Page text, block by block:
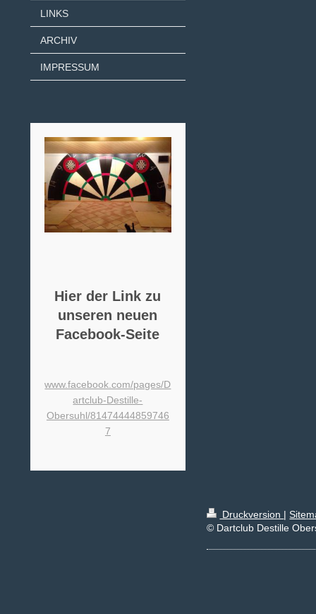
LINKS
ARCHIV
IMPRESSUM
Hier der Link zu
unseren neuen
Facebook-Seite
www.facebook.com/pages/D
artclub-Destille-
Obersuhl/81474444859746
7
Druckversion |
© Dartclub Destille